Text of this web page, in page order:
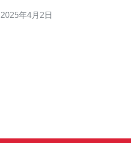
Bluehost是一家知名的美国站群服务
2025年4月2日